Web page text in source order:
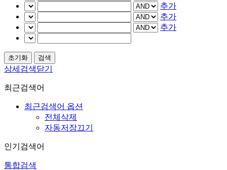
추가
추가
추가
상세검색닫기
최근검색어
최근검색어 옵션
전체삭제
자동저장끄기
인기검색어
통합검색